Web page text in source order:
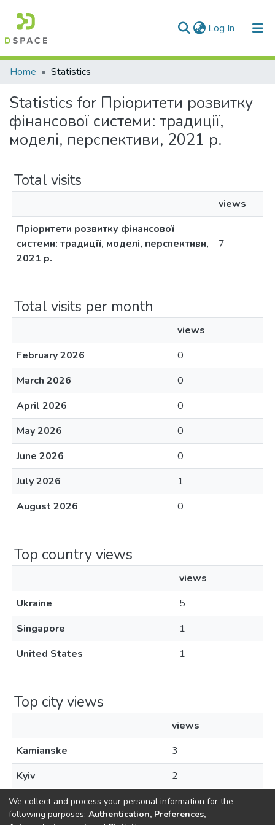
Log In (current)
Communities & Collections
All of DSpace
Home Statistics
Statistics for Пріоритети розвитку
фінансової системи: традиції,
моделі, перспективи, 2021 р.
Total visits
views
Пріоритети розвитку фінансової
системи: традиції, моделі, перспективи,
2021 р.
7
Total visits per month
views
February 2026
0
March 2026
0
April 2026
0
May 2026
0
June 2026
0
July 2026
1
August 2026
0
Top country views
views
Ukraine
5
Singapore
1
United States
1
Top city views
views
Kamianske
3
Kyiv
2
We collect and process your personal information for the
following purposes: Authentication, Preferences,